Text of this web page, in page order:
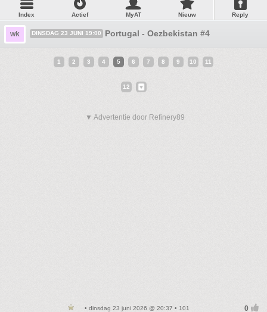
Index Actief MyAT Nieuw Reply
wk DINSDAG 23 JUNI 19:00 Portugal - Oezbekistan #4
1 2 3 4 5 6 7 8 9 10 11
12
▼ Advertentie door Refinery89
• dinsdag 23 juni 2026 @ 20:37 • 101